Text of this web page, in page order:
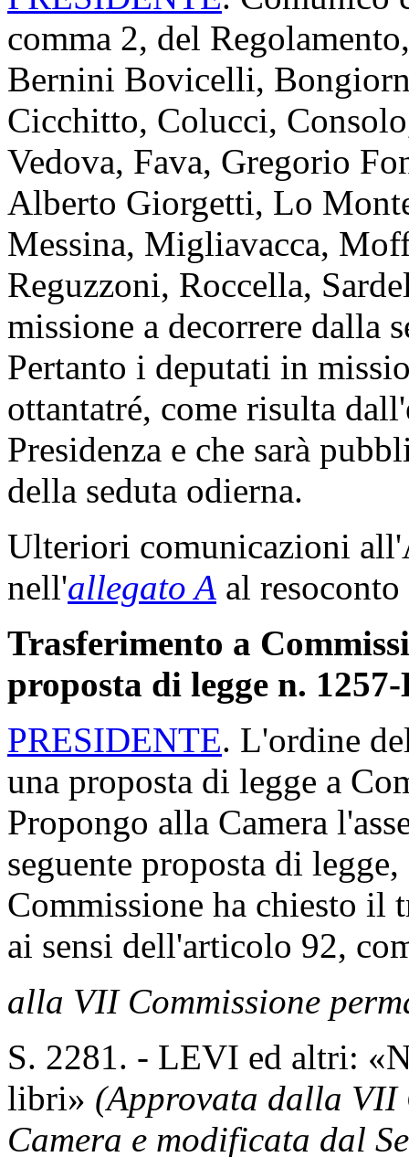
comma 2, del
Bernini Bovicelli,
Cicchitto, Colucci,
Vedova, Fava, Gregorio
Alberto Giorgetti, Lo
Messina, Migliavacca,
Reguzzoni, Roccella,
missione a decorrere dalla
Pertanto i deputati in
ottantatré, come risulta
Presidenza e che sarà
della seduta odierna.
Ulteriori comunicazioni
nell'allegato A al
Trasferimento a
proposta di legge n.
PRESIDENTE. L'ordine
una proposta di legge a
Propongo alla Camera
seguente proposta di
Commissione ha chiesto il
ai sensi dell'articolo 92,
alla VII Commissione
S. 2281. - LEVI ed altri:
libri» (Approvata dalla VII
Camera e modificata dal